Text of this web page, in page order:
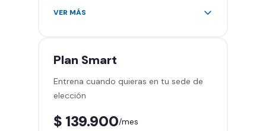
Acceso ilimitado a más de 2.000
Smart Spa (Relájate en los sillones
de masajes)
Descuentos especiales en marcas
Smart Fit App (Tu plan de
VER MÁS
Plan Smart
Entrena cuando quieras en tu sede de
elección
$ 139.900/mes